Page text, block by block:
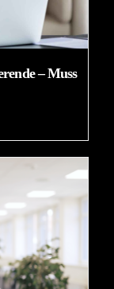
– Muss